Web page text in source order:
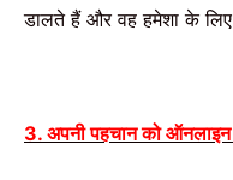
डालते हैं और वह हमेशा के लिए
3. अपनी पहचान को ऑनलाइन